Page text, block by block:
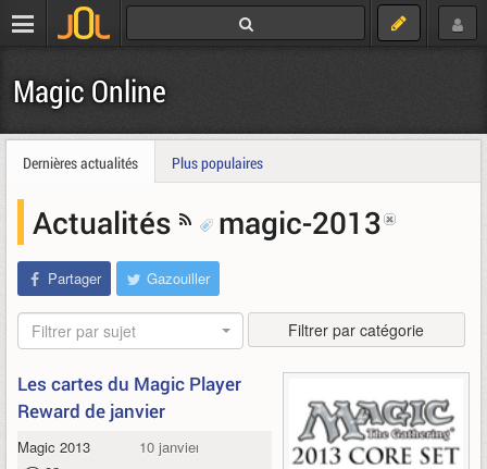
Magic Online
Dernières actualités Plus populaires
Actualités magic-2013
Partager Gazouiller
Filtrer par sujet Filtrer par catégorie
Les cartes du Magic Player
Reward de janvier
Magic 2013
10 janvier 2012